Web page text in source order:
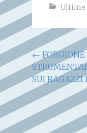
Ultime
articoli
←
SUI RAGAZZI